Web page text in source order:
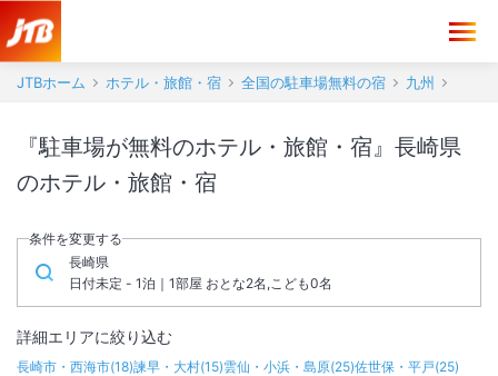
JTBホーム ホテル・旅館・宿 全国の駐車場無料の宿 九州
『駐車場が無料のホテル・旅館・宿』長崎県
のホテル・旅館・宿
条件を変更する
長崎県
日付未定 - 1泊｜1部屋 おとな2名,こども0名
詳細エリアに絞り込む
長崎市・西海市(18)諫早・大村(15)雲仙・小浜・島原(25)佐世保・平戸(25)